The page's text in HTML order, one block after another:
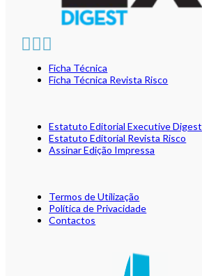
Ficha Técnica
Ficha Técnica Revista Risco
Estatuto Editorial Executive Digest
Estatuto Editorial Revista Risco
Assinar Edição Impressa
Termos de Utilização
Política de Privacidade
Contactos